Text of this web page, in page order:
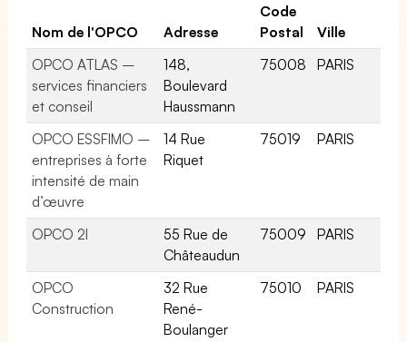
Nom de l'OPCO Adresse
Code
Postal
Ville
OPCO ATLAS –
services financiers
et conseil
148,
Boulevard
Haussmann
75008 PARIS
OPCO ESSFIMO –
entreprises à forte
intensité de main
d’œuvre
14 Rue
Riquet
75019 PARIS
OPCO 2I
55 Rue de
Châteaudun
75009 PARIS
OPCO
Construction
32 Rue
René-
Boulanger
75010 PARIS